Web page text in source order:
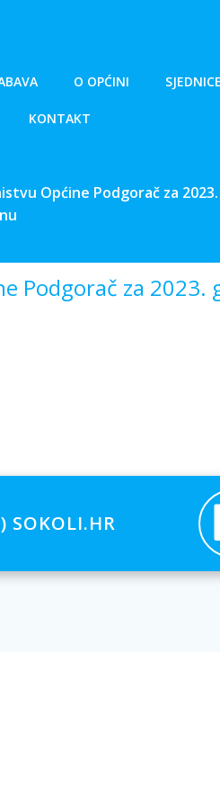
O OPĆINI
KONTAKT
Općine Podgorač za 2023.
Podgorač za 2023.
SOKOLI.HR